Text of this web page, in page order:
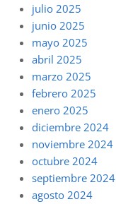
julio 2025
junio 2025
mayo 2025
abril 2025
marzo 2025
febrero 2025
enero 2025
diciembre 2024
noviembre 2024
octubre 2024
septiembre 2024
agosto 2024